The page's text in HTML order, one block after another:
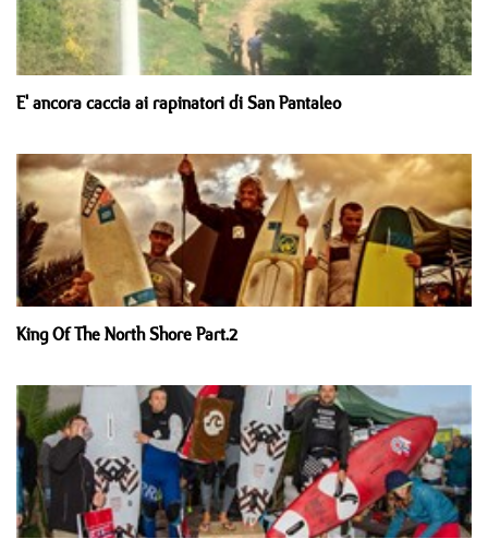
E' ancora caccia ai rapinatori di San Pantaleo
King Of The North Shore Part.2